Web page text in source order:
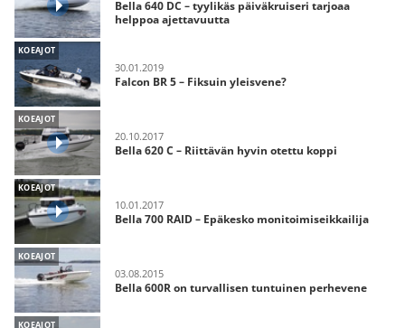
Bella 640 DC – tyylikäs päiväkruiseri tarjoaa
helppoa ajettavuutta
KOEAJOT
30.01.2019
Falcon BR 5 – Fiksuin yleisvene?
KOEAJOT
20.10.2017
Bella 620 C – Riittävän hyvin otettu koppi
KOEAJOT
10.01.2017
Bella 700 RAID – Epäkesko monitoimiseikkailija
KOEAJOT
03.08.2015
Bella 600R on turvallisen tuntuinen perhevene
KOEAJOT